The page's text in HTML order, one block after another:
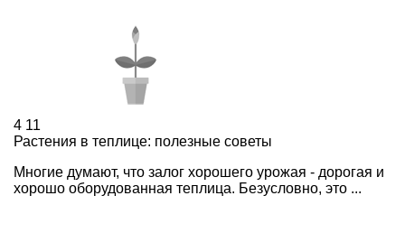
4 11
Растения в теплице: полезные советы
Многие думают, что залог хорошего урожая - дорогая и
хорошо оборудованная теплица. Безусловно, это ...